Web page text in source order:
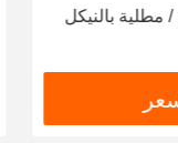
مطلية بالنيكل